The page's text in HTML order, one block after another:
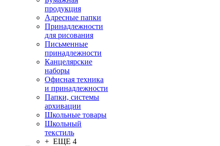
продукция
Адресные папки
Принадлежности
для рисования
Письменные
принадлежности
Канцелярские
наборы
Офисная техника
и принадлежности
Папки, системы
архивации
Школьные товары
Школьный
текстиль
+ ЕЩЕ 4